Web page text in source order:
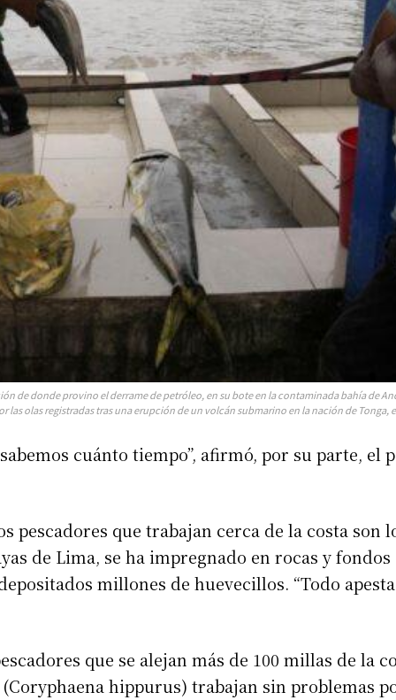
de donde provino el derrame de petróleo, en su bote en la contaminada bahía de
las olas registradas tras una erupción de un volcán submarino en la nación de Tonga,
cuánto tiempo”, afirmó, por su parte, el
pescadores que trabajan cerca de la costa son
de Lima, se ha impregnado en rocas y
millones de huevecillos. “Todo
que se alejan más de 100 millas de la
hippurus) trabajan sin problemas